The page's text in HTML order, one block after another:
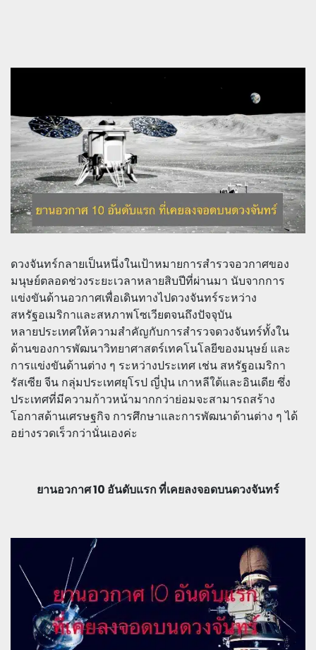
ดวงจันทร์กลายเป็นหนึ่งในเป้าหมายการสำรวจอวกาศของ
มนุษย์ตลอดช่วงระยะเวลาหลายสิบปีที่ผ่านมา นับจากการ
แข่งขันด้านอวกาศเพื่อเดินทางไปดวงจันทร์ระหว่าง
สหรัฐอเมริกาและสหภาพโซเวียตจนถึงปัจจุบัน
หลายประเทศให้ความสำคัญกับการสำรวจดวงจันทร์ทั้งใน
ด้านของการพัฒนาวิทยาศาสตร์เทคโนโลยีของมนุษย์ และ
การแข่งขันด้านต่าง ๆ ระหว่างประเทศ เช่น สหรัฐอเมริกา
รัสเซีย จีน กลุ่มประเทศยุโรป ญี่ปุ่น เกาหลีใต้และอินเดีย ซึ่ง
ประเทศที่มีความก้าวหน้ามากกว่าย่อมจะสามารถสร้าง
โอกาสด้านเศรษฐกิจ การศึกษาและการพัฒนาด้านต่าง ๆ ได้
อย่างรวดเร็วกว่านั่นเองค่ะ
ยานอวกาศ 10 อันดับแรก ที่เคยลงจอดบนดวงจันทร์